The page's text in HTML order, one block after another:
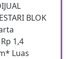
BLOK
1,4
Luas